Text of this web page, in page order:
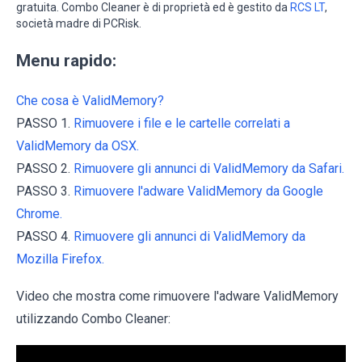
gratuita. Combo Cleaner è di proprietà ed è gestito da RCS LT,
società madre di PCRisk.
Menu rapido:
Che cosa è ValidMemory?
PASSO 1. Rimuovere i file e le cartelle correlati a
ValidMemory da OSX.
PASSO 2. Rimuovere gli annunci di ValidMemory da Safari.
PASSO 3. Rimuovere l'adware ValidMemory da Google
Chrome.
PASSO 4. Rimuovere gli annunci di ValidMemory da
Mozilla Firefox.
Video che mostra come rimuovere l'adware ValidMemory
utilizzando Combo Cleaner: